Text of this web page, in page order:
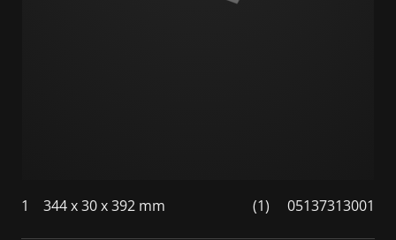
1 344 x 30 x 392 mm (1) 05137313001